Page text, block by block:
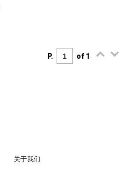
P. of 1
关于我们